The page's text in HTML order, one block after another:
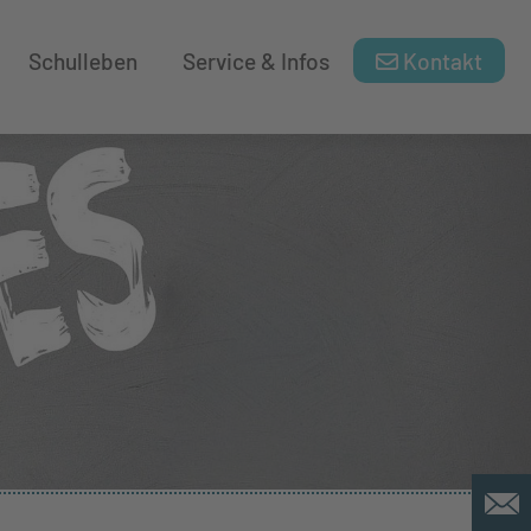
Schulleben Service & Infos Kontakt